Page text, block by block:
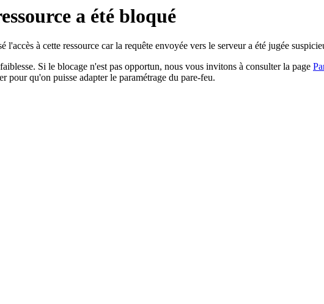
a été bloqué
à cette ressource car la requête envoyée vers le serveur a été jugée
Si le blocage n'est pas opportun, nous vous invitons à consulter la page
pour qu'on puisse adapter le paramétrage du pare-feu.